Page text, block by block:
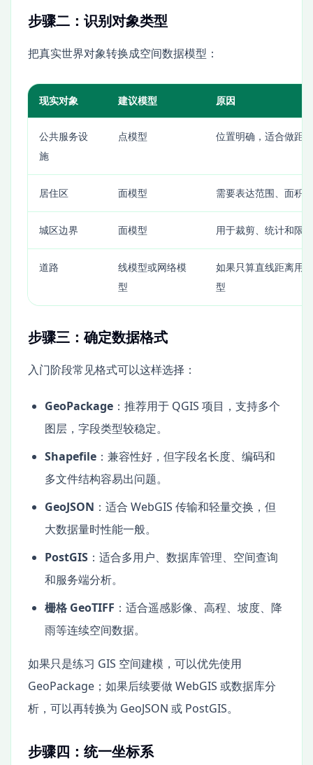
步骤二：识别对象类型
把真实世界对象转换成空间数据模型：
现实对象 建议模型 原因
公共服务设
施
点模型 位置明确，适合做距
居住区 面模型 需要表达范围、面积
城区边界 面模型 用于裁剪、统计和限
道路
线模型或网络模
型
如果只算直线距离用
型
步骤三：确定数据格式
入门阶段常见格式可以这样选择：
GeoPackage ：推荐用于 QGIS 项目，支持多个
图层，字段类型较稳定。
Shapefile ：兼容性好，但字段名长度、编码和
多文件结构容易出问题。
GeoJSON ：适合 WebGIS 传输和轻量交换，但
大数据量时性能一般。
PostGIS ：适合多用户、数据库管理、空间查询
和服务端分析。
栅格 GeoTIFF ：适合遥感影像、高程、坡度、降
雨等连续空间数据。
如果只是练习 GIS 空间建模，可以优先使用
GeoPackage；如果后续要做 WebGIS 或数据库分
析，可以再转换为 GeoJSON 或 PostGIS。
步骤四：统一坐标系